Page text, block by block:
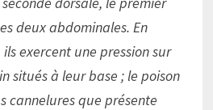
deux abdominales. En
exercent une pression sur
situés à leur base ; le poison
cannelures que présente